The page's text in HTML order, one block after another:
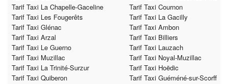
Tarif Taxi La Chapelle-Gaceline
Tarif Taxi Cournon
Tarif Taxi Les Fougerêts
Tarif Taxi La Gacilly
Tarif Taxi Glénac
Tarif Taxi Ambon
Tarif Taxi Arzal
Tarif Taxi Billiers
Tarif Taxi Le Guerno
Tarif Taxi Lauzach
Tarif Taxi Muzillac
Tarif Taxi Noyal-Muzillac
Tarif Taxi La Trinité-Surzur
Tarif Taxi Hoëdic
Tarif Taxi Quiberon
Tarif Taxi Guéméné-sur-Scorff